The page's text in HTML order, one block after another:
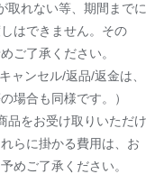
取れない等、期間までに
はできません。その
ご了承ください。
ャンセル/返品/返金は、
場合も同様です。）
品をお受け取りいただけ
らに掛かる費用は、お
めご了承ください。